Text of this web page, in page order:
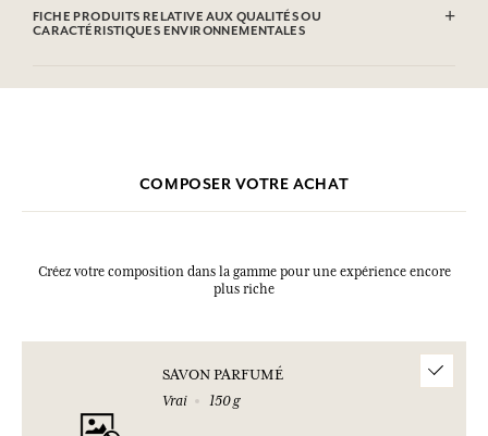
(Fragrance), Glycerin, Prunus Amygdalus Dulcis (sweet Almond) Oil,
Palm Kernel Acid, Tocopheryl Acetate, Sodium Chloride, Tetrasodium
FICHE PRODUITS RELATIVE AUX QUALITÉS OU
CARACTÉRISTIQUES ENVIRONNEMENTALES
Veuillez consulter les qualités ou caractéristiques environnementales
COMPOSER VOTRE ACHAT
Créez votre composition dans la gamme pour une expérience encore
plus riche
SAVON PARFUMÉ
Vrai
150 g